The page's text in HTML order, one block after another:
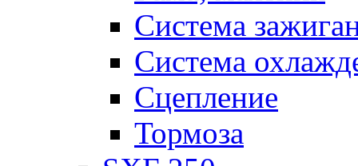
Система
Система
Сцепление
Тормоза